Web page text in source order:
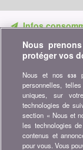
Infos
Ne ratez aucune
comparatifs,
l'assurance, la
Abonnez-vous à
Rejoignez la
Restez à l'affût,
Nous
protéger vos
Nous et nos638
personnelles,
uniques, sur
technologies de
section « Nous et
les technologies
contenus et
pour vous. Vous